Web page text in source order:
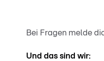
Bei Fragen melde
Und das sind wir: